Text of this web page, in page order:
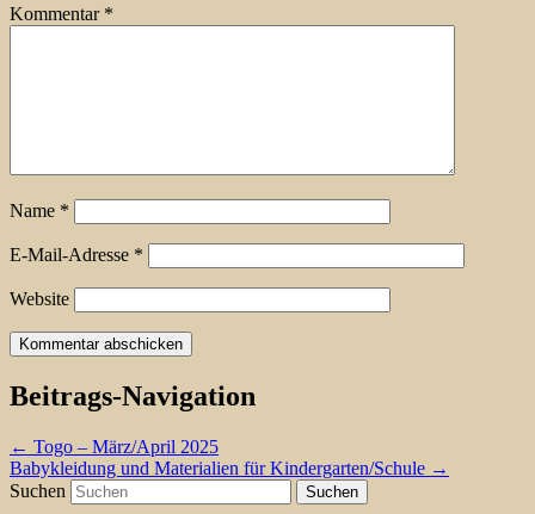
Kommentar *
Name *
E-Mail-Adresse *
Website
Beitrags-Navigation
← Togo – März/April 2025
Babykleidung und Materialien für Kindergarten/Schule →
Suchen